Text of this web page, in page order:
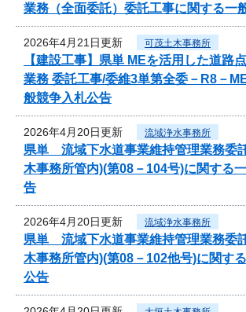
業務（全面委託）委託工事に関する一
2026年4月21日更新 可茂土木事務所
【建設工事】県単 MEを活用した道路
業務 委託工事/委維3単第全委－R8－
般競争入札公告
2026年4月20日更新 流域浄水事務所
県単 流域下水道事業維持管理業務委
木事務所管内)(第08－104号)に関する
告
2026年4月20日更新 流域浄水事務所
県単 流域下水道事業維持管理業務委
木事務所管内)(第08－102他号)に関す
公告